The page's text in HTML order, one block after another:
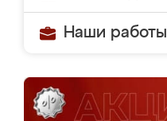
Наши работы